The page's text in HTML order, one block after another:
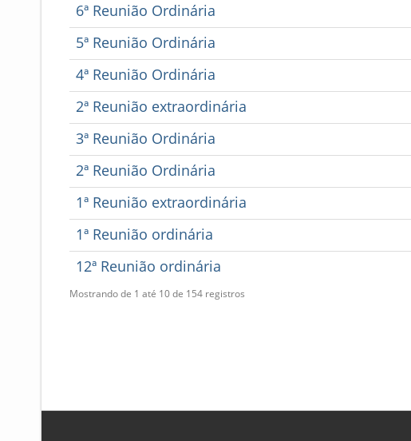
6ª Reunião Ordinária
5ª Reunião Ordinária
4ª Reunião Ordinária
2ª Reunião extraordinária
3ª Reunião Ordinária
2ª Reunião Ordinária
1ª Reunião extraordinária
1ª Reunião ordinária
12ª Reunião ordinária
Mostrando de 1 até 10 de 154 registros